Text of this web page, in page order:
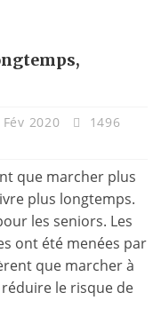
2020
1496
que marcher plus
plus longtemps.
les seniors. Les
ont été menées par
que marcher à
le risque de